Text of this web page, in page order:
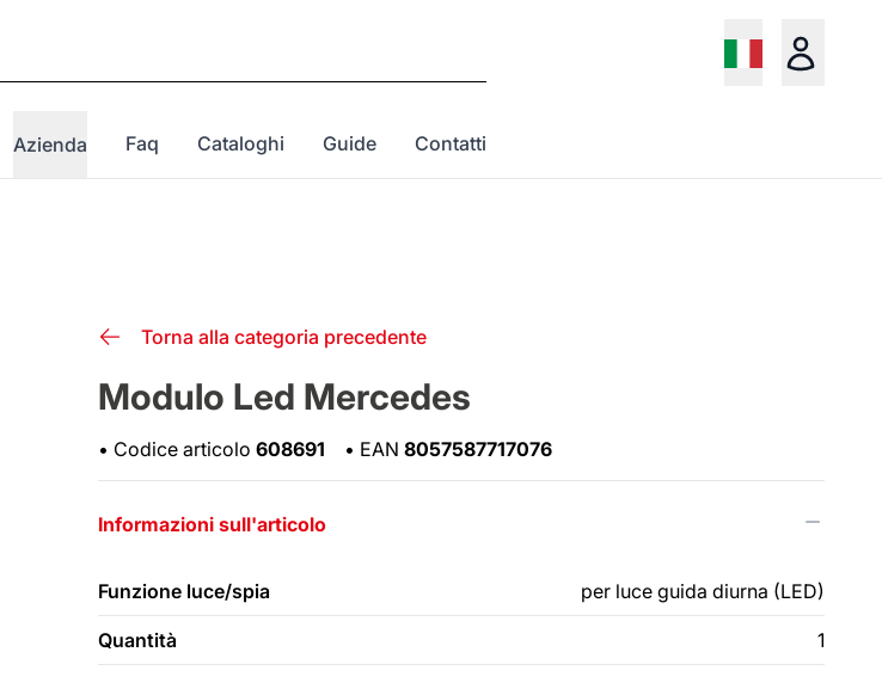
Azienda Faq Cataloghi Guide Contatti
Torna alla categoria precedente
Modulo Led Mercedes
• Codice articolo 608691 • EAN 8057587717076
Informazioni sull'articolo
Funzione luce/spia per luce guida diurna (LED)
Quantità 1